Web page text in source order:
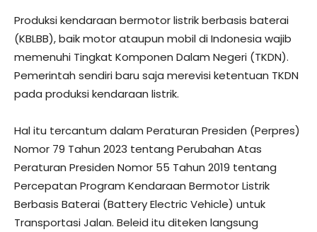
Produksi kendaraan bermotor listrik berbasis baterai
(KBLBB), baik motor ataupun mobil di Indonesia wajib
memenuhi Tingkat Komponen Dalam Negeri (TKDN).
Pemerintah sendiri baru saja merevisi ketentuan TKDN
pada produksi kendaraan listrik.
Hal itu tercantum dalam Peraturan Presiden (Perpres)
Nomor 79 Tahun 2023 tentang Perubahan Atas
Peraturan Presiden Nomor 55 Tahun 2019 tentang
Percepatan Program Kendaraan Bermotor Listrik
Berbasis Baterai (Battery Electric Vehicle) untuk
Transportasi Jalan. Beleid itu diteken langsung